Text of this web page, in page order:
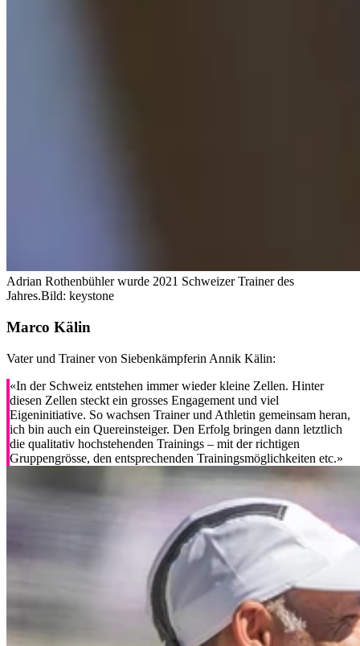
Adrian Rothenbühler wurde 2021 Schweizer Trainer des
Jahres.Bild: keystone
Marco Kälin
Vater und Trainer von Siebenkämpferin Annik Kälin:
«In der Schweiz entstehen immer wieder kleine Zellen. Hinter
diesen Zellen steckt ein grosses Engagement und viel
Eigeninitiative. So wachsen Trainer und Athletin gemeinsam heran,
ich bin auch ein Quereinsteiger. Den Erfolg bringen dann letztlich
die qualitativ hochstehenden Trainings – mit der richtigen
Gruppengrösse, den entsprechenden Trainingsmöglichkeiten etc.»